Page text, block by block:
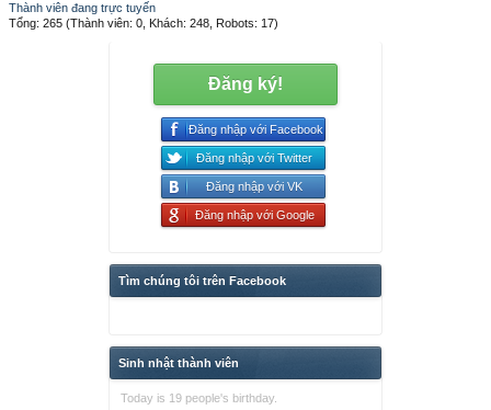
Thành viên đang trực tuyến
Tổng: 265 (Thành viên: 0, Khách: 248, Robots: 17)
Đăng ký!
Đăng nhập với Facebook
Đăng nhập với Twitter
Đăng nhập với VK
Đăng nhập với Google
Tìm chúng tôi trên Facebook
Sinh nhật thành viên
Today is 19 people's birthday.